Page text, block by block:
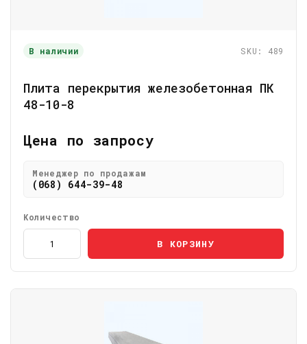
В наличии SKU: 489
Плита перекрытия железобетонная ПК
48-10-8
Цена по запросу
Менеджер по продажам
(068) 644-39-48
Количество
В КОРЗИНУ